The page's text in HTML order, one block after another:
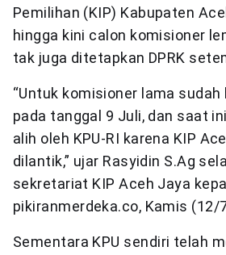
Pemilihan (KIP) Kabupaten
hingga kini calon komisioner
tak juga ditetapkan DPRK
“Untuk komisioner lama
pada tanggal 9 Juli, dan saat
alih oleh KPU-RI karena KIP
dilantik,” ujar Rasyidin S.Ag
sekretariat KIP Aceh Jaya
pikiranmerdeka.co, Kamis (12/
Sementara KPU sendiri telah